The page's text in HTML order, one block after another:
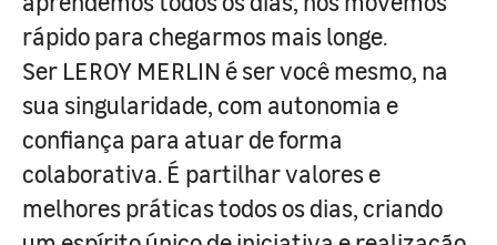
rápido para chegarmos mais longe.
Ser LEROY MERLIN é ser você mesmo, na
sua singularidade, com autonomia e
confiança para atuar de forma
colaborativa. É partilhar valores e
melhores práticas todos os dias, criando